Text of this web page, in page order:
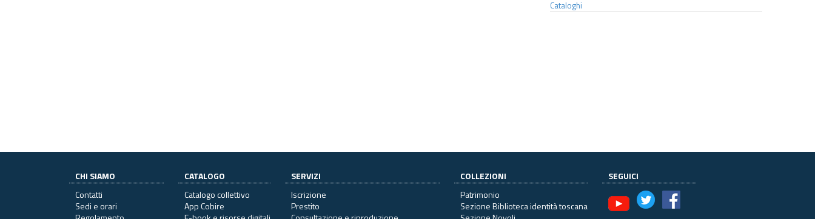
Cataloghi
CHI SIAMO
Contatti
Sedi e orari
CATALOGO
Catalogo collettivo
App Cobire
SERVIZI
Iscrizione
Prestito
COLLEZIONI
Patrimonio
Sezione Biblioteca identità toscana
SEGUICI